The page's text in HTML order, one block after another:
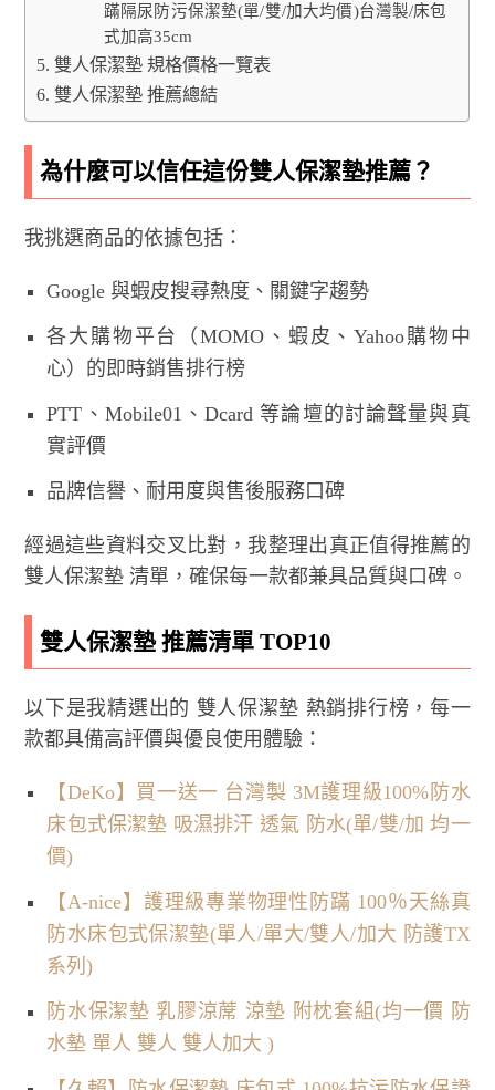
蹣隔尿防污保潔墊(單/雙/加大均價)台灣製/床包
式加高35cm
雙人保潔墊 規格價格一覽表
雙人保潔墊 推薦總結
為什麼可以信任這份雙人保潔墊推薦？
我挑選商品的依據包括：
Google 與蝦皮搜尋熱度、關鍵字趨勢
各大購物平台（MOMO、蝦皮、Yahoo購物中
心）的即時銷售排行榜
PTT、Mobile01、Dcard 等論壇的討論聲量與真
實評價
品牌信譽、耐用度與售後服務口碑
經過這些資料交叉比對，我整理出真正值得推薦的
雙人保潔墊 清單，確保每一款都兼具品質與口碑。
雙人保潔墊 推薦清單 TOP10
以下是我精選出的 雙人保潔墊 熱銷排行榜，每一
款都具備高評價與優良使用體驗：
【DeKo】買一送一 台灣製 3M護理級100%防水
床包式保潔墊 吸濕排汗 透氣 防水(單/雙/加 均一
價)
【A-nice】護理級專業物理性防蹣 100％天絲真
防水床包式保潔墊(單人/單大/雙人/加大 防護TX
系列)
防水保潔墊 乳膠涼蓆 涼墊 附枕套組(均一價 防
水墊 單人 雙人 雙人加大 )